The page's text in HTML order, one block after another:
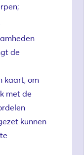
de
kaart, om
met de
kunnen